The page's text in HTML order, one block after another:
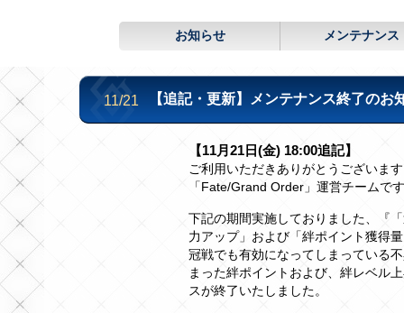
お知らせ メンテナンス
11/21 【追記・更新】メンテナンス終了のお
【11月21日(金) 18:00追記】
ご利用いただきありがとうございま
「Fate/Grand Order」運営チームで
下記の期間実施しておりました、『
力アップ」および「絆ポイント獲得
冠戦でも有効になってしまっている
まった絆ポイントおよび、絆レベル
スが終了いたしました。